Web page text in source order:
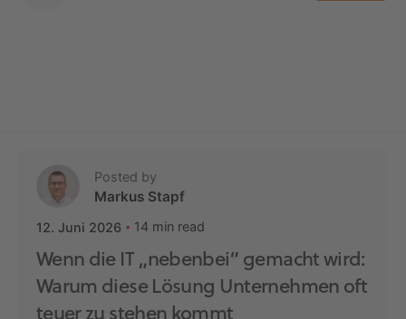
Posted by
Markus Stapf
12. Juni 2026 14 min read
Wenn die IT „nebenbei“ gemacht wird:
Warum diese Lösung Unternehmen oft